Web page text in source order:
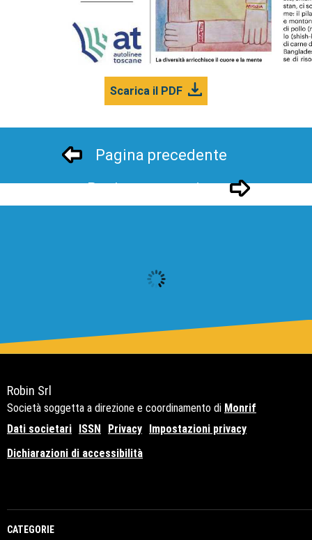
Scarica il PDF
Pagina precedente
Pagina successivo
Robin Srl
Società soggetta a direzione e coordinamento di Monrif
Dati societari ISSN Privacy Impostazioni privacy
Dichiarazioni di accessibilità
CATEGORIE